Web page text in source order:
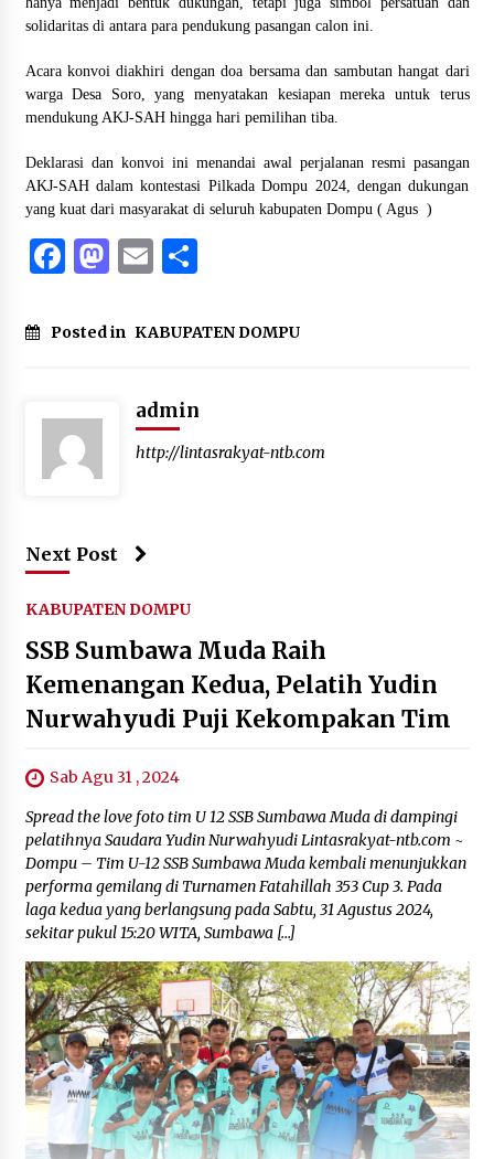
solidaritas di antara para pendukung pasangan calon ini.
Acara konvoi diakhiri dengan doa bersama dan sambutan hangat dari
warga Desa Soro, yang menyatakan kesiapan mereka untuk terus
mendukung AKJ-SAH hingga hari pemilihan tiba.
Deklarasi dan konvoi ini menandai awal perjalanan resmi pasangan
AKJ-SAH dalam kontestasi Pilkada Dompu 2024, dengan dukungan
yang kuat dari masyarakat di seluruh kabupaten Dompu ( Agus )
Facebook
Mastodon
EmailShare
Posted in KABUPATEN DOMPU
admin
http://lintasrakyat-ntb.com
Next Post
KABUPATEN DOMPU
SSB Sumbawa Muda Raih
Kemenangan Kedua, Pelatih Yudin
Nurwahyudi Puji Kekompakan Tim
Sab Agu 31 , 2024
Spread the love foto tim U 12 SSB Sumbawa Muda di dampingi
pelatihnya Saudara Yudin Nurwahyudi Lintasrakyat-ntb.com ~
Dompu – Tim U-12 SSB Sumbawa Muda kembali menunjukkan
performa gemilang di Turnamen Fatahillah 353 Cup 3. Pada
laga kedua yang berlangsung pada Sabtu, 31 Agustus 2024,
sekitar pukul 15:20 WITA, Sumbawa […]